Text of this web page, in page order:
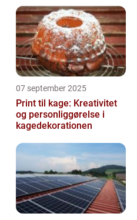
07 september 2025
Print til kage: Kreativitet
og personliggørelse i
kagedekorationen